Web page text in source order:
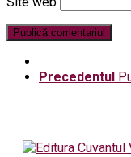
Precedentul